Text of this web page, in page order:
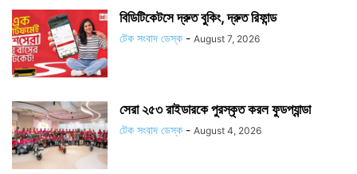
বিডিটিকেটসে দ্রুত বুকিং, দ্রুত রিফান্ড
টেক সংবাদ ডেস্ক - August 7, 2026
সেরা ২৫৩ রাইডারকে পুরস্কৃত করল ফুডপ্যান্ডা
টেক সংবাদ ডেস্ক - August 4, 2026